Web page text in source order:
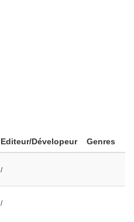
Editeur/Dévelopeur Genres
/
/